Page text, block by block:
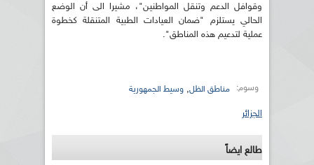
وقوافل الدعم وتنقل المواطنين"، مشيرا الى أن الوضع
الحالي يستلزم "ضمان العيادات الطبية المتنقلة كخطوة
عملية لتدعيم هذه المناطق".
وسوم: مناطق الظل, وسيط الجمهورية
الجزائر
طالع ايضاً